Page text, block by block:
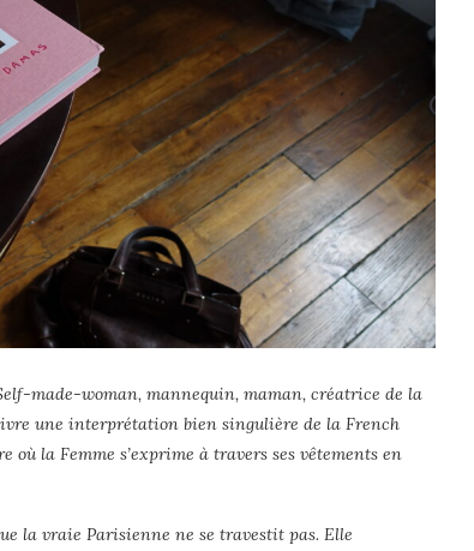
made-woman, mannequin, maman, créatrice de la
une interprétation bien singulière de la French
la Femme s’exprime à travers ses vêtements en
la vraie Parisienne ne se travestit pas. Elle